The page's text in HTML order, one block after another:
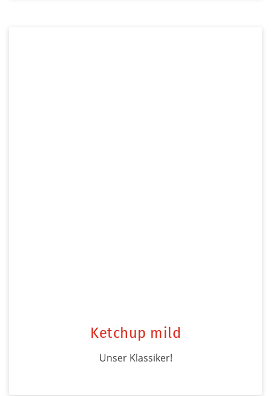
Ketchup mild
Unser Klassiker!